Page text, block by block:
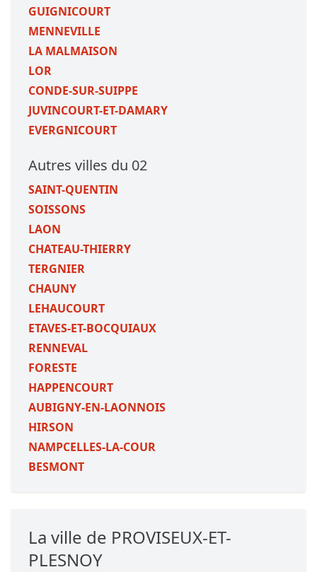
GUIGNICOURT
MENNEVILLE
LA MALMAISON
LOR
CONDE-SUR-SUIPPE
JUVINCOURT-ET-DAMARY
EVERGNICOURT
Autres villes du 02
SAINT-QUENTIN
SOISSONS
LAON
CHATEAU-THIERRY
TERGNIER
CHAUNY
LEHAUCOURT
ETAVES-ET-BOCQUIAUX
RENNEVAL
FORESTE
HAPPENCOURT
AUBIGNY-EN-LAONNOIS
HIRSON
NAMPCELLES-LA-COUR
BESMONT
La ville de PROVISEUX-ET-
PLESNOY